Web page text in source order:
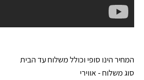
המחיר הינו סופי וכולל משלוח עד הבית
סוג משלוח - אווירי